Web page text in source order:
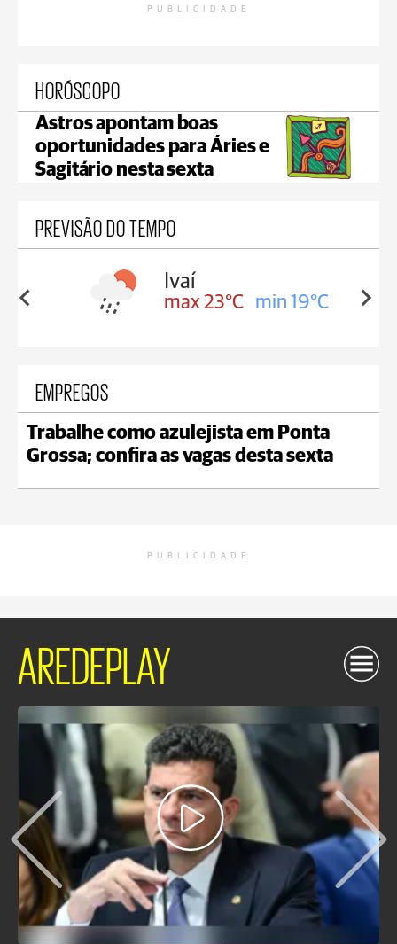
PUBLICIDADE
HORÓSCOPO
Astros apontam boas
oportunidades para Áries e
Sagitário nesta sexta
PREVISÃO DO TEMPO
17°C
Ivaí
max 23°C min 19°C
EMPREGOS
Trabalhe como azulejista em Ponta
Grossa; confira as vagas desta sexta
PUBLICIDADE
AREDEPLAY